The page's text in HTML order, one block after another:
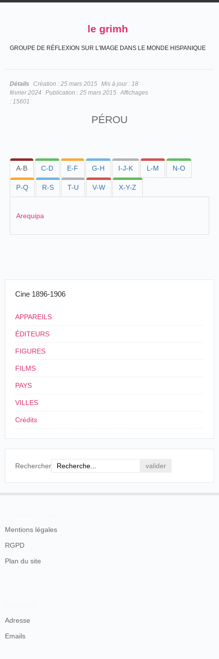
le grimh
GROUPE DE RÉFLEXION SUR L'IMAGE DANS LE MONDE HISPANIQUE
Détails Création : 25 mars 2015 Mis à jour : 18
février 2024
Publication : 25 mars 2015 Affichages
: 15601
PÉROU
A-B C-D E-F G-H I-J-K L-M N-O
P-Q R-S T-U V-W X-Y-Z
Arequipa
Cine 1896-1906
APPAREILS
ÉDITEURS
FIGURES
FILMS
PAYS
VILLES
Crédits
Rechercher
Mentions légales
RGPD
Plan du site
Adresse
Emails